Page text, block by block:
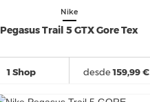
Nike
Pegasus Trail 5 GTX Gore Tex
1 Shop desde159,99 €